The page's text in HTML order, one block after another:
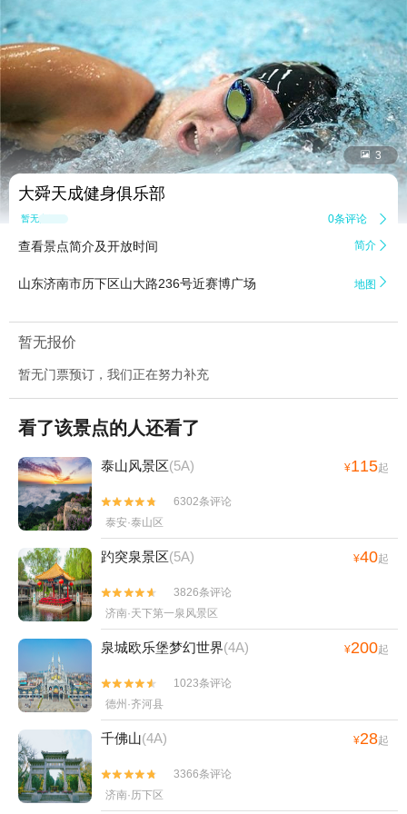
 3
大舜天成健身俱乐部
暂无点评 0条评论 
查看景点简介及开放时间 简介 
山东济南市历下区山大路236号近赛博广场 地图 
暂无报价
暂无门票预订，我们正在努力补充
看了该景点的人还看了
泰山风景区(5A) ¥115起


6302条评论
泰安·泰山区
趵突泉景区(5A) ¥40起


3826条评论
济南·天下第一泉风景区
泉城欧乐堡梦幻世界(4A) ¥200起


1023条评论
德州·齐河县
千佛山(4A) ¥28起


3366条评论
济南·历下区
